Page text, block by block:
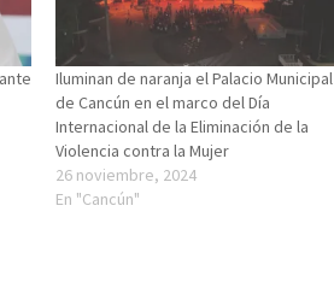
Iluminan de naranja el Palacio Municipal
de Cancún en el marco del Día
Internacional de la Eliminación de la
Violencia contra la Mujer
26 noviembre, 2024
En "Cancún"